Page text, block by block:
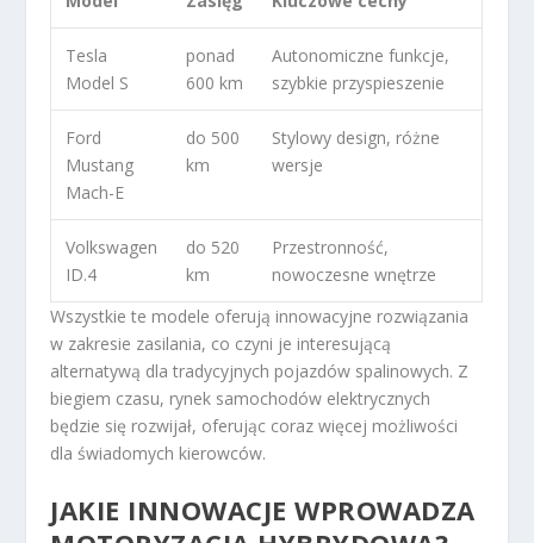
Tesla
Model S
ponad
600 km
Autonomiczne funkcje,
szybkie przyspieszenie
Ford
Mustang
Mach-E
do 500
km
Stylowy design, różne
wersje
Volkswagen
ID.4
do 520
km
Przestronność,
nowoczesne wnętrze
Wszystkie te modele oferują innowacyjne rozwiązania
w zakresie zasilania, co czyni je interesującą
alternatywą dla tradycyjnych pojazdów spalinowych. Z
biegiem czasu, rynek samochodów elektrycznych
będzie się rozwijał, oferując coraz więcej możliwości
dla świadomych kierowców.
JAKIE INNOWACJE WPROWADZA